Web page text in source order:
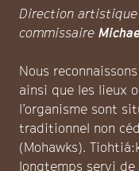
Direction artistique
commissaire
Nous
ainsi que les lieux
l’organisme sont
traditionnel non
(Mohawks).
longtemps servi